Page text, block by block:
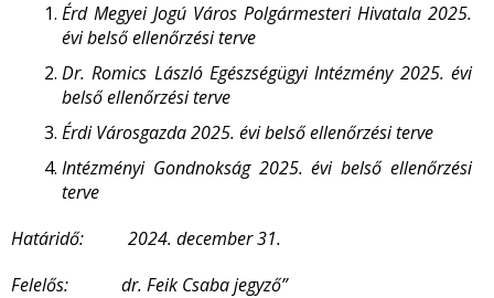
Érd Megyei Jogú Város Polgármesteri Hivatala 2025.
évi belső ellenőrzési terve
Dr. Romics László Egészségügyi Intézmény 2025. évi
belső ellenőrzési terve
Érdi Városgazda 2025. évi belső ellenőrzési terve
Intézményi Gondnokság 2025. évi belső ellenőrzési
terve
Határidő: 2024. december 31.
Felelős: dr. Feik Csaba jegyző”